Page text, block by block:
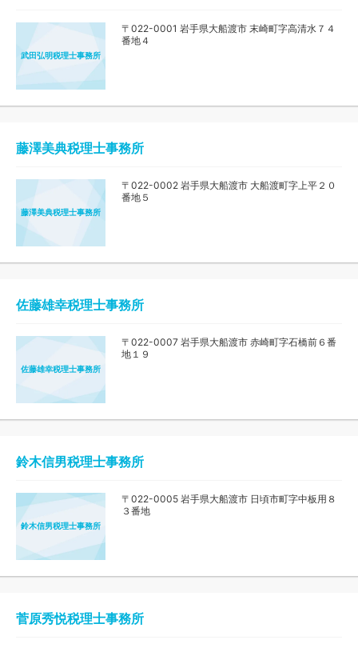
武田弘明税理士事務所
〒022-0001 岩手県大船渡市 末崎町字高清水７４
番地４
藤澤美典税理士事務所
藤澤美典税理士事務所
〒022-0002 岩手県大船渡市 大船渡町字上平２０
番地５
佐藤雄幸税理士事務所
佐藤雄幸税理士事務所
〒022-0007 岩手県大船渡市 赤崎町字石橋前６番
地１９
鈴木信男税理士事務所
鈴木信男税理士事務所
〒022-0005 岩手県大船渡市 日頃市町字中板用８
３番地
菅原秀悦税理士事務所